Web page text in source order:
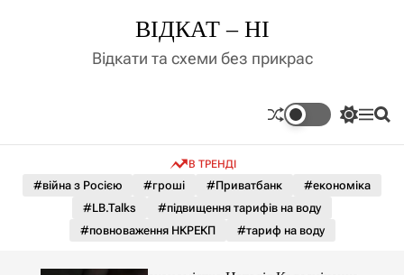
д
ВІДКАТ – НІ
Відкати та схеми без прикрас
П
м
к
а
М П
В ТРЕНДІ
#війна з Росією #гроші #Приватбанк
#економіка
#LB.Talks
#підвищення тарифів на воду
#повноваження НКРЕКП
#тариф на воду